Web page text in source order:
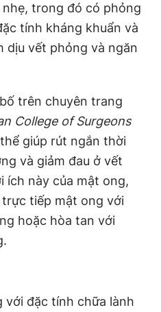
trong đó có phỏng
tính kháng khuẩn và
dịu vết phỏng và ngăn
trên chuyên trang
College of Surgeons
giúp rút ngắn thời
và giảm đau ở vết
ích này của mật ong,
tiếp mật ong với
hoặc hòa tan với
với đặc tính chữa lành